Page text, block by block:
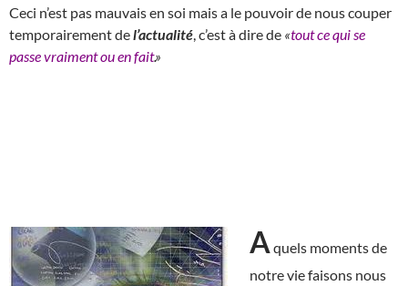
Ceci n’est pas mauvais en soi mais a le pouvoir de nous couper
temporairement del’actualité , c’est à dire de «tout ce qui se
passe vraiment ou en fait.»
A quels moments de
notre vie faisons nous